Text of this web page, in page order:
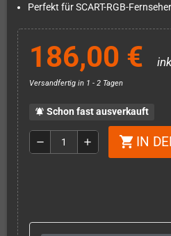
Perfekt für SCART-RGB-
186,00 €
Versandfertig in 1 - 2 Tagen
notifications_active Schon fast ausverkauft
remove add shopping_cart IN